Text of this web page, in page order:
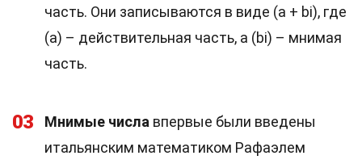
часть. Они записываются в виде (a + bi), где
(a) – действительная часть, а (bi) – мнимая
часть.
03 Мнимые числа впервые были введены
итальянским математиком Рафаэлем